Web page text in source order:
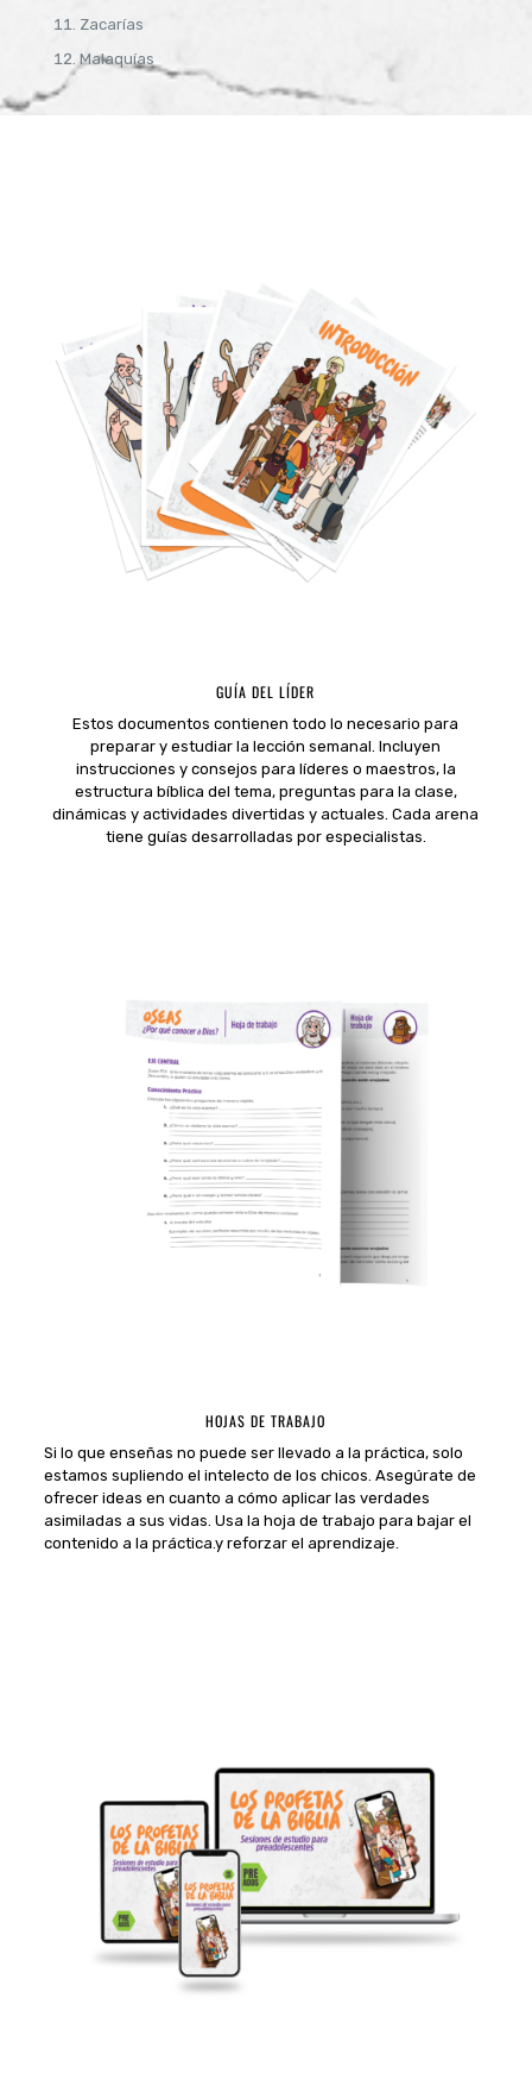
Zacarías
Malaquías
GUÍA DEL LÍDER
Estos documentos contienen todo lo necesario para
preparar y estudiar la lección semanal. Incluyen
instrucciones y consejos para líderes o maestros, la
estructura bíblica del tema, preguntas para la clase,
dinámicas y actividades divertidas y actuales. Cada arena
tiene guías desarrolladas por especialistas.
HOJAS DE TRABAJO
Si lo que enseñas no puede ser llevado a la práctica, solo
estamos supliendo el intelecto de los chicos. Asegúrate de
ofrecer ideas en cuanto a cómo aplicar las verdades
asimiladas a sus vidas. Usa la hoja de trabajo para bajar el
contenido a la práctica.y reforzar el aprendizaje.